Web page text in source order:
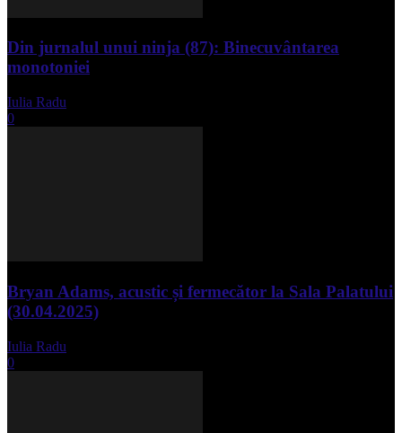
Din jurnalul unui ninja (87): Binecuvântarea
monotoniei
Iulia Radu
0
Bryan Adams, acustic și fermecător la Sala Palatului
(30.04.2025)
Iulia Radu
0